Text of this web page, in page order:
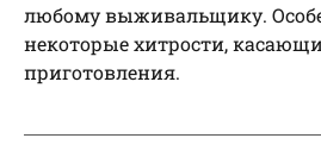
любому выживальщику.
некоторые хитрости,
приготовления.